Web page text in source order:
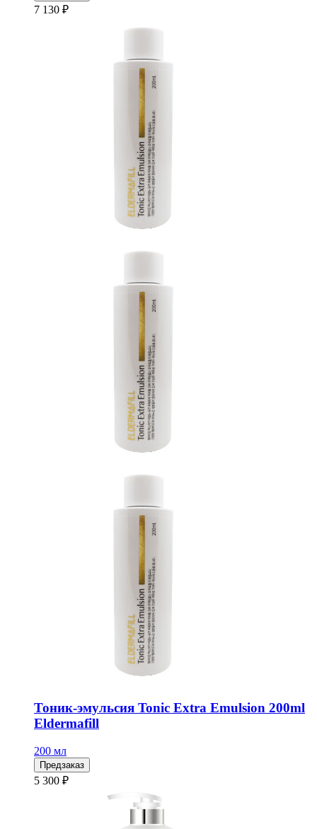
7 130 ₽
Тоник-эмульсия Tonic Extra Emulsion 200ml
Eldermafill
200 мл
Предзаказ
5 300 ₽